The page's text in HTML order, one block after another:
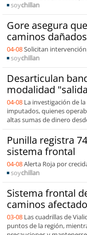
soychillan
Gore asegura
caminos
04-08Solicitan
soychillan
Desarticulan
modalidad
04-08 La investigación de
imputados, quienes
altas sumas de dinero
Punilla registra
sistema frontal
04-08Alerta Roja por
soychillan
Sistema frontal
caminos
03-08 Las cuadrillas de
puntos de la región,